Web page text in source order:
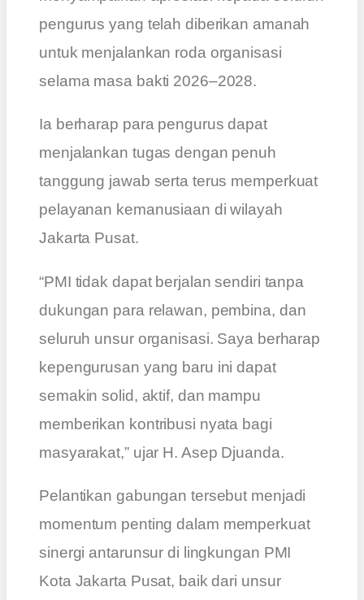
pengurus yang telah diberikan amanah
untuk menjalankan roda organisasi
selama masa bakti 2026–2028.
Ia berharap para pengurus dapat
menjalankan tugas dengan penuh
tanggung jawab serta terus memperkuat
pelayanan kemanusiaan di wilayah
Jakarta Pusat.
“PMI tidak dapat berjalan sendiri tanpa
dukungan para relawan, pembina, dan
seluruh unsur organisasi. Saya berharap
kepengurusan yang baru ini dapat
semakin solid, aktif, dan mampu
memberikan kontribusi nyata bagi
masyarakat,” ujar H. Asep Djuanda.
Pelantikan gabungan tersebut menjadi
momentum penting dalam memperkuat
sinergi antarunsur di lingkungan PMI
Kota Jakarta Pusat, baik dari unsur